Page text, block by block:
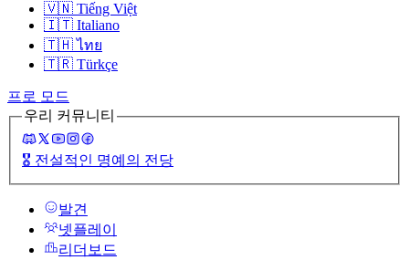
🇻🇳 Tiếng Việt
🇮🇹 Italiano
🇹🇭 ไทย
🇹🇷 Türkçe
프로 모드
우리 커뮤니티
🎖️ 전설적인 명예의 전당
발견
넷플레이
리더보드